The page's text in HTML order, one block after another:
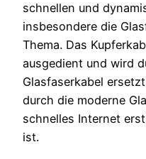
schnellen und
insbesondere die
Thema. Das
ausgedient und wird
Glasfaserkabel
durch die moderne
schnelles Internet
ist.